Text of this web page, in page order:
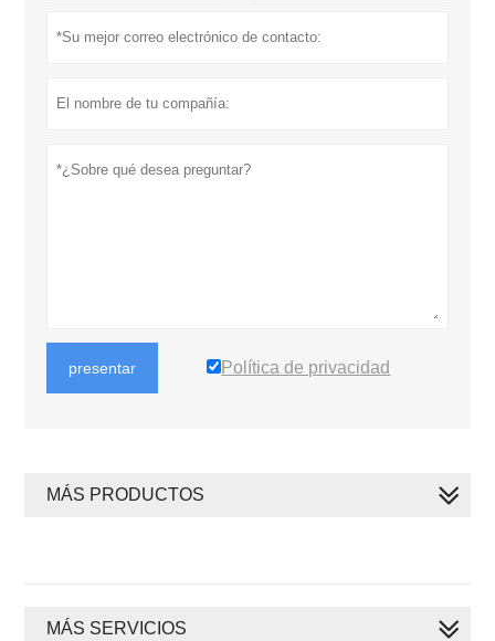
presentar Política de privacidad
MÁS PRODUCTOS
MÁS SERVICIOS